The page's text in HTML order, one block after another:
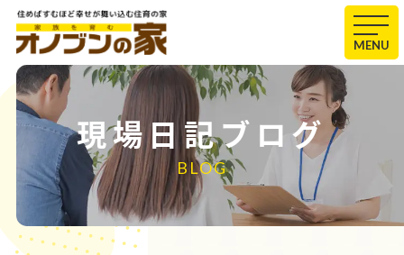
MENU
現場日記ブログ
BLOG